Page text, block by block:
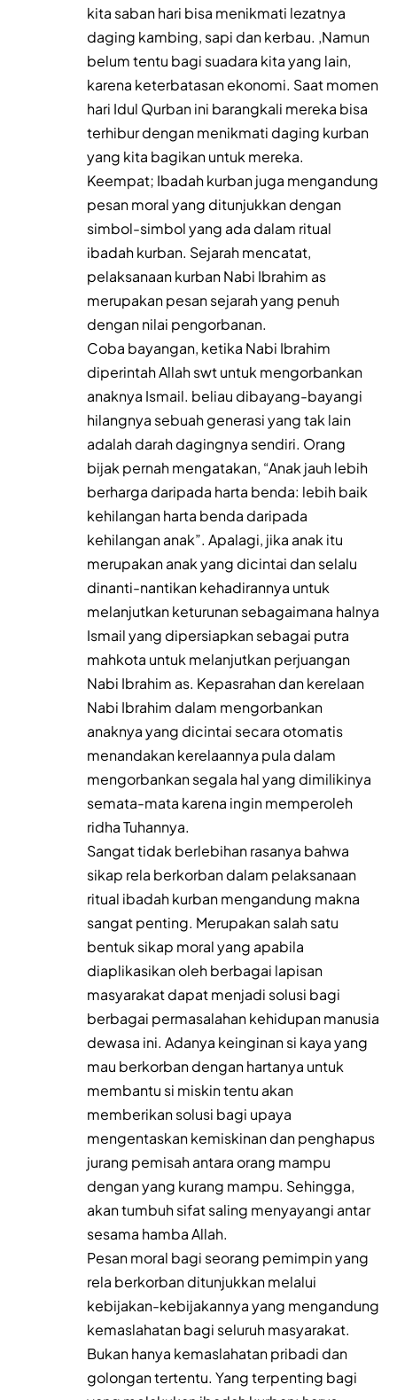
kita saban hari bisa menikmati lezatnya
daging kambing, sapi dan kerbau. ,Namun
belum tentu bagi suadara kita yang lain,
karena keterbatasan ekonomi. Saat momen
hari Idul Qurban ini barangkali mereka bisa
terhibur dengan menikmati daging kurban
yang kita bagikan untuk mereka.
Keempat; Ibadah kurban juga mengandung
pesan moral yang ditunjukkan dengan
simbol-simbol yang ada dalam ritual
ibadah kurban. Sejarah mencatat,
pelaksanaan kurban Nabi Ibrahim as
merupakan pesan sejarah yang penuh
dengan nilai pengorbanan.
Coba bayangan, ketika Nabi Ibrahim
diperintah Allah swt untuk mengorbankan
anaknya Ismail. beliau dibayang-bayangi
hilangnya sebuah generasi yang tak lain
adalah darah dagingnya sendiri. Orang
bijak pernah mengatakan, “Anak jauh lebih
berharga daripada harta benda: lebih baik
kehilangan harta benda daripada
kehilangan anak”. Apalagi, jika anak itu
merupakan anak yang dicintai dan selalu
dinanti-nantikan kehadirannya untuk
melanjutkan keturunan sebagaimana halnya
Ismail yang dipersiapkan sebagai putra
mahkota untuk melanjutkan perjuangan
Nabi Ibrahim as. Kepasrahan dan kerelaan
Nabi Ibrahim dalam mengorbankan
anaknya yang dicintai secara otomatis
menandakan kerelaannya pula dalam
mengorbankan segala hal yang dimilikinya
semata-mata karena ingin memperoleh
ridha Tuhannya.
Sangat tidak berlebihan rasanya bahwa
sikap rela berkorban dalam pelaksanaan
ritual ibadah kurban mengandung makna
sangat penting. Merupakan salah satu
bentuk sikap moral yang apabila
diaplikasikan oleh berbagai lapisan
masyarakat dapat menjadi solusi bagi
berbagai permasalahan kehidupan manusia
dewasa ini. Adanya keinginan si kaya yang
mau berkorban dengan hartanya untuk
membantu si miskin tentu akan
memberikan solusi bagi upaya
mengentaskan kemiskinan dan penghapus
jurang pemisah antara orang mampu
dengan yang kurang mampu. Sehingga,
akan tumbuh sifat saling menyayangi antar
sesama hamba Allah.
Pesan moral bagi seorang pemimpin yang
rela berkorban ditunjukkan melalui
kebijakan-kebijakannya yang mengandung
kemaslahatan bagi seluruh masyarakat.
Bukan hanya kemaslahatan pribadi dan
golongan tertentu. Yang terpenting bagi